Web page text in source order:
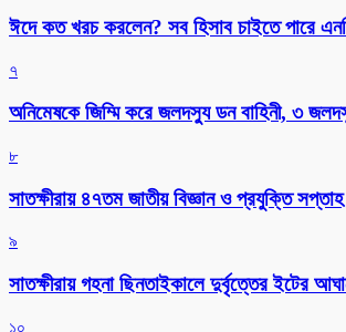
ঈদে কত খরচ করলেন? সব হিসাব চাইতে পারে
৭
অনিমেষকে জিম্মি করে জলদস্যু ডন বাহিনী, ৩
৮
সাতক্ষীরায় ৪৭তম জাতীয় বিজ্ঞান ও প্রযুক্তি
৯
সাতক্ষীরায় গহনা ছিনতাইকালে দুর্বৃত্তের ইটের
১০